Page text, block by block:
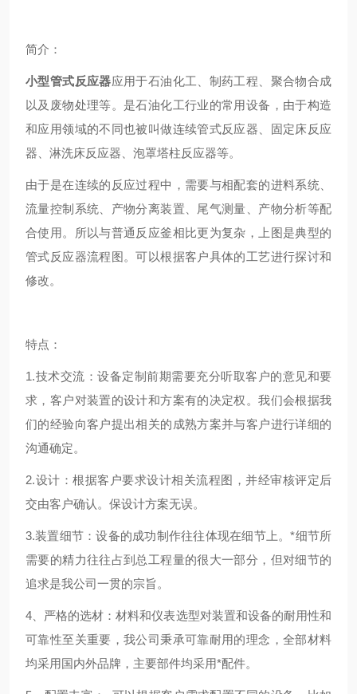
简介：
小型管式反应器应用于石油化工、制药工程、聚合物合成
以及废物处理等。是石油化工行业的常用设备，由于构造
和应用领域的不同也被叫做连续管式反应器、固定床反应
器、淋洗床反应器、泡罩塔柱反应器等。
由于是在连续的反应过程中，需要与相配套的进料系统、
流量控制系统、产物分离装置、尾气测量、产物分析等配
合使用。所以与普通反应釜相比更为复杂，上图是典型的
管式反应器流程图。可以根据客户具体的工艺进行探讨和
修改。
特点：
1.技术交流：设备定制前期需要充分听取客户的意见和要
求，客户对装置的设计和方案有的决定权。我们会根据我
们的经验向客户提出相关的成熟方案并与客户进行详细的
沟通确定。
2.设计：根据客户要求设计相关流程图，并经审核评定后
交由客户确认。保设计方案无误。
3.装置细节：设备的成功制作往往体现在细节上。*细节所
需要的精力往往占到总工程量的很大一部分，但对细节的
追求是我公司一贯的宗旨。
4、严格的选材：材料和仪表选型对装置和设备的耐用性和
可靠性至关重要，我公司秉承可靠耐用的理念，全部材料
均采用国内外品牌，主要部件均采用*配件。